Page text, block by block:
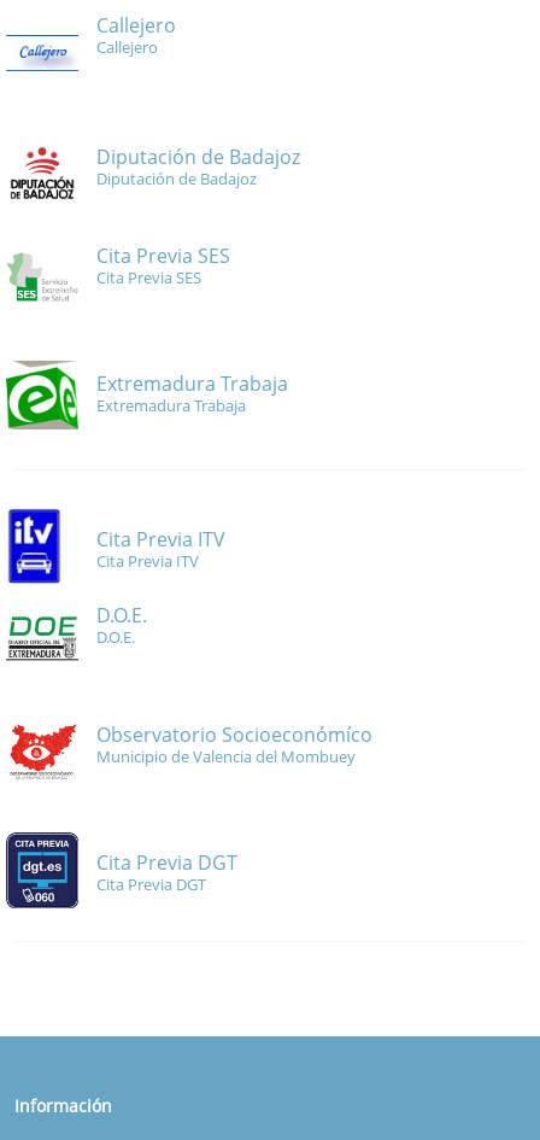
Callejero
Callejero
Diputación de Badajoz
Diputación de Badajoz
Cita Previa SES
Cita Previa SES
Extremadura Trabaja
Extremadura Trabaja
Cita Previa ITV
Cita Previa ITV
D.O.E.
D.O.E.
Observatorio Socioeconómíco
Municipio de Valencia del Mombuey
Cita Previa DGT
Cita Previa DGT
Información